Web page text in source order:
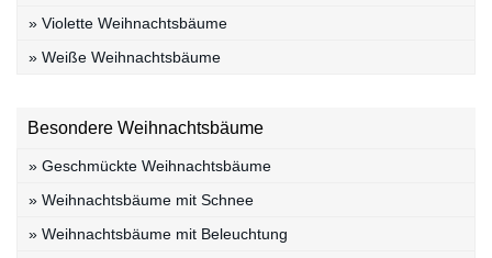
» Violette Weihnachtsbäume
» Weiße Weihnachtsbäume
Besondere Weihnachtsbäume
» Geschmückte Weihnachtsbäume
» Weihnachtsbäume mit Schnee
» Weihnachtsbäume mit Beleuchtung